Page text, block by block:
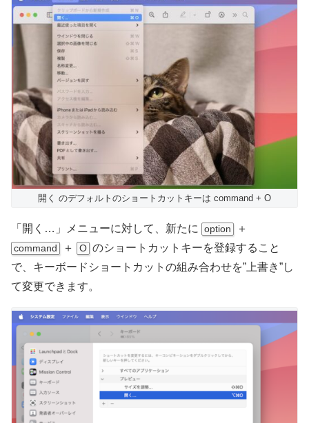
開く のデフォルトのショートカットキーは command + O
「開く…」メニューに対して、新たに option ＋
command ＋ O のショートカットキーを登録すること
で、キーボードショートカットの組み合わせを”上書き”し
て変更できます。